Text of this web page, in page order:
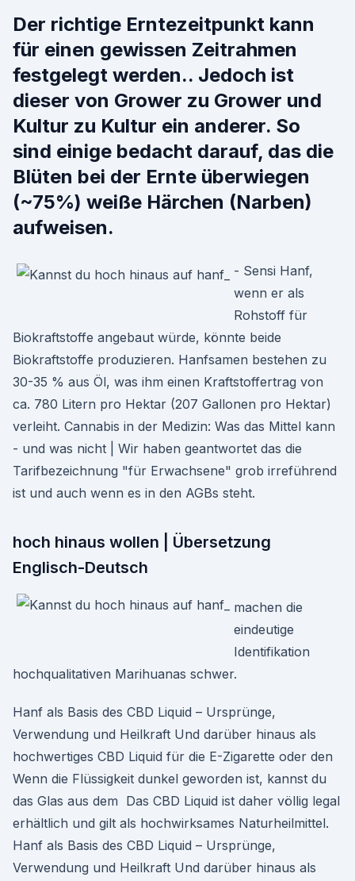
Der richtige Erntezeitpunkt kann
für einen gewissen Zeitrahmen
festgelegt werden.. Jedoch ist
dieser von Grower zu Grower und
Kultur zu Kultur ein anderer. So
sind einige bedacht darauf, das die
Blüten bei der Ernte überwiegen
(~75%) weiße Härchen (Narben)
aufweisen.
- Sensi Hanf,
wenn er als
Rohstoff für
Biokraftstoffe angebaut würde, könnte beide
Biokraftstoffe produzieren. Hanfsamen bestehen zu
30-35 % aus Öl, was ihm einen Kraftstoffertrag von
ca. 780 Litern pro Hektar (207 Gallonen pro Hektar)
verleiht. Cannabis in der Medizin: Was das Mittel kann
- und was nicht | Wir haben geantwortet das die
Tarifbezeichnung "für Erwachsene" grob irreführend
ist und auch wenn es in den AGBs steht.
hoch hinaus wollen | Übersetzung
Englisch-Deutsch
machen die
eindeutige
Identifikation
hochqualitativen Marihuanas schwer.
Hanf als Basis des CBD Liquid – Ursprünge,
Verwendung und Heilkraft Und darüber hinaus als
hochwertiges CBD Liquid für die E-Zigarette oder den
Wenn die Flüssigkeit dunkel geworden ist, kannst du
das Glas aus dem Das CBD Liquid ist daher völlig legal
erhältlich und gilt als hochwirksames Naturheilmittel.
Hanf als Basis des CBD Liquid – Ursprünge,
Verwendung und Heilkraft Und darüber hinaus als